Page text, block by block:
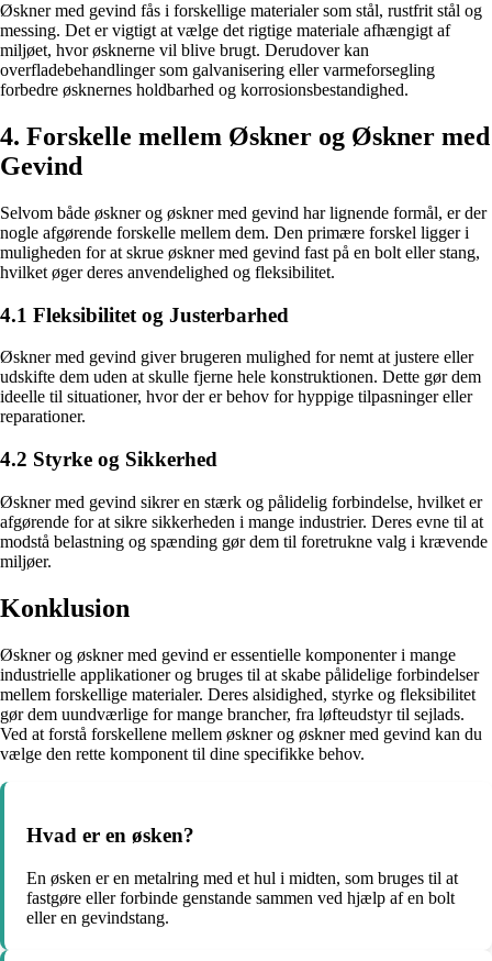
Øskner med gevind fås i forskellige materialer som stål, rustfrit stål og
messing. Det er vigtigt at vælge det rigtige materiale afhængigt af
miljøet, hvor øsknerne vil blive brugt. Derudover kan
overfladebehandlinger som galvanisering eller varmeforsegling
forbedre øsknernes holdbarhed og korrosionsbestandighed.
4. Forskelle mellem Øskner og Øskner med
Gevind
Selvom både øskner og øskner med gevind har lignende formål, er der
nogle afgørende forskelle mellem dem. Den primære forskel ligger i
muligheden for at skrue øskner med gevind fast på en bolt eller stang,
hvilket øger deres anvendelighed og fleksibilitet.
4.1 Fleksibilitet og Justerbarhed
Øskner med gevind giver brugeren mulighed for nemt at justere eller
udskifte dem uden at skulle fjerne hele konstruktionen. Dette gør dem
ideelle til situationer, hvor der er behov for hyppige tilpasninger eller
reparationer.
4.2 Styrke og Sikkerhed
Øskner med gevind sikrer en stærk og pålidelig forbindelse, hvilket er
afgørende for at sikre sikkerheden i mange industrier. Deres evne til at
modstå belastning og spænding gør dem til foretrukne valg i krævende
miljøer.
Konklusion
Øskner og øskner med gevind er essentielle komponenter i mange
industrielle applikationer og bruges til at skabe pålidelige forbindelser
mellem forskellige materialer. Deres alsidighed, styrke og fleksibilitet
gør dem uundværlige for mange brancher, fra løfteudstyr til sejlads.
Ved at forstå forskellene mellem øskner og øskner med gevind kan du
vælge den rette komponent til dine specifikke behov.
Hvad er en øsken?
En øsken er en metalring med et hul i midten, som bruges til at
fastgøre eller forbinde genstande sammen ved hjælp af en bolt
eller en gevindstang.